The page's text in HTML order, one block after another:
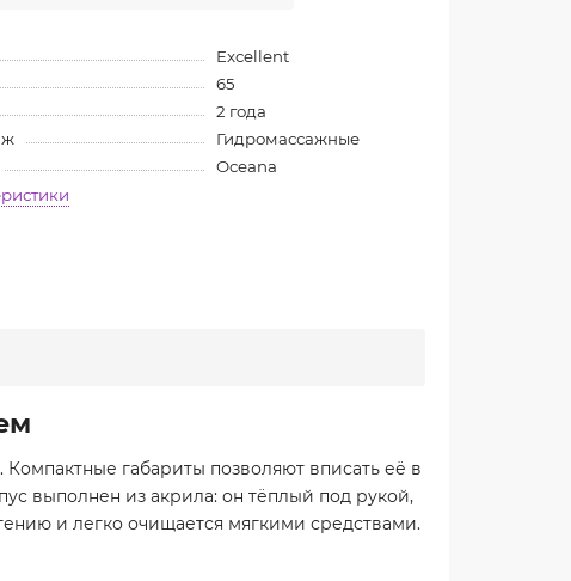
Excellent
65
2 года
Гидромассажные
Oceana
габариты позволяют вписать её в
выполнен из акрила: он тёплый под рукой,
и легко очищается мягкими средствами.